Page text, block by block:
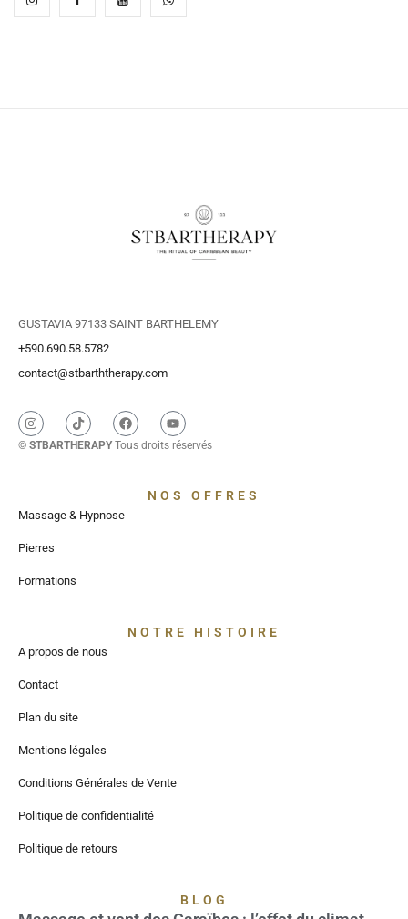
GUSTAVIA 97133 SAINT BARTHELEMY
+590.690.58.5782
contact@stbarththerapy.com
© STBARTHERAPY Tous droits réservés
NOS OFFRES
Massage & Hypnose
Pierres
Formations
NOTRE HISTOIRE
A propos de nous
Contact
Plan du site
Mentions légales
Conditions Générales de Vente
Politique de confidentialité
Politique de retours
BLOG